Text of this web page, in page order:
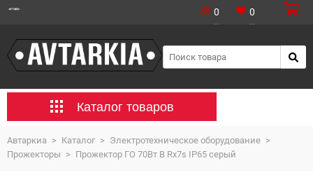
0 0
Каталог товаров
Автаркиа > Каталог > Электротехническое оборудование >
Прожекторы > Прожектор ГО 70Вт B Rx7s IP65 серый